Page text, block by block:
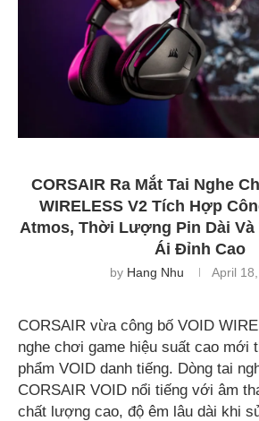
CORSAIR Ra Mắt Tai Nghe
WIRELESS V2 Tích Hợp
Atmos, Thời Lượng Pin Dài Và
Ái Đỉnh Cao
by Hang Nhu April
CORSAIR vừa công bố VOID
nghe chơi game hiệu suất cao mới
phẩm VOID danh tiếng. Dòng tai
CORSAIR VOID nổi tiếng với âm
chất lượng cao, độ êm lâu dài khi